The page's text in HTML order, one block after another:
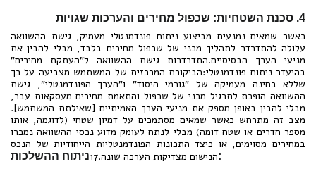
4. סכנת השטחיות: שכפול מחירים והערכות שגויות
כאשר שמאים נמנעים מביצוע ניתוח פונדמנטלי מעמיק, גישת ההשוואה
עלולה להתדרדר לתהליך מכני של שכפול מחירים בלבד, מבלי להבין את
מניעי הערך הבסיסיים.התדרדרות גישת ההשוואה ל"העתקת מחירים"
בהיעדר ניתוח פונדמנטלי:הביקורת המרכזית של המשתמש מצביעה על כך
שללא בחינה מעמיקה של "גורמי היסוד" ו"הערך הפונדמנטלי", גישת
ההשוואה הופכת לתרגיל מכני של שכפול והתאמת מחירים מעסקאות עבר,
מבלי להבין באופן מספק את מניעי הערך האמיתיים [שאילתת המשתמש].
מצב זה מתרחש כאשר שמאים מסתמכים על דמיון שטחי (לדוגמה, אותו
מספר חדרים או שטח דומה) מבלי לנתח לעומק מדוע נכסי ההשוואה נמכרו
במחירים מסוימים, או כיצד התכונות הפונדמנטליות הייחודיות של הנכס
הנישום מצדיקות הערכה שונה.17ניתוח ההשלכות: